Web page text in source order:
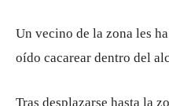
Un vecino de la zona les
oído cacarear dentro del
Tras desplazarse hasta la